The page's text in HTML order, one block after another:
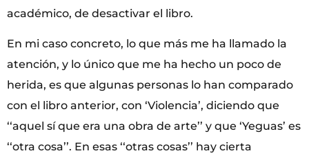
académico, de desactivar el libro.
En mi caso concreto, lo que más me ha llamado la
atención, y lo único que me ha hecho un poco de
herida, es que algunas personas lo han comparado
con el libro anterior, con ‘Violencia’, diciendo que
‘‘aquel sí que era una obra de arte’’ y que ‘Yeguas’ es
‘‘otra cosa’’. En esas ‘‘otras cosas’’ hay cierta